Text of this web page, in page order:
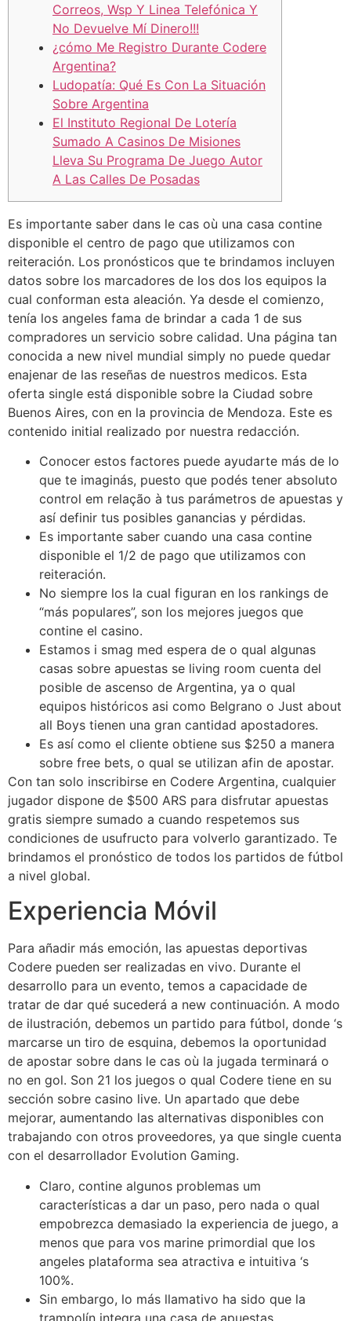
Correos, Wsp Y Linea Telefónica Y
No Devuelve Mí Dinero!!!
¿cómo Me Registro Durante Codere
Argentina?
Ludopatía: Qué Es Con La Situación
Sobre Argentina
El Instituto Regional De Lotería
Sumado A Casinos De Misiones
Lleva Su Programa De Juego Autor
A Las Calles De Posadas
Es importante saber dans le cas où una casa contine
disponible el centro de pago que utilizamos con
reiteración. Los pronósticos que te brindamos incluyen
datos sobre los marcadores de los dos los equipos la
cual conforman esta aleación. Ya desde el comienzo,
tenía los angeles fama de brindar a cada 1 de sus
compradores un servicio sobre calidad. Una página tan
conocida a new nivel mundial simply no puede quedar
enajenar de las reseñas de nuestros medicos. Esta
oferta single está disponible sobre la Ciudad sobre
Buenos Aires, con en la provincia de Mendoza. Este es
contenido initial realizado por nuestra redacción.
Conocer estos factores puede ayudarte más de lo
que te imaginás, puesto que podés tener absoluto
control em relação à tus parámetros de apuestas y
así definir tus posibles ganancias y pérdidas.
Es importante saber cuando una casa contine
disponible el 1/2 de pago que utilizamos con
reiteración.
No siempre los la cual figuran en los rankings de
“más populares”, son los mejores juegos que
contine el casino.
Estamos i smag med espera de o qual algunas
casas sobre apuestas se living room cuenta del
posible de ascenso de Argentina, ya o qual
equipos históricos asi como Belgrano o Just about
all Boys tienen una gran cantidad apostadores.
Es así como el cliente obtiene sus $250 a manera
sobre free bets, o qual se utilizan afin de apostar.
Con tan solo inscribirse en Codere Argentina, cualquier
jugador dispone de $500 ARS para disfrutar apuestas
gratis siempre sumado a cuando respetemos sus
condiciones de usufructo para volverlo garantizado. Te
brindamos el pronóstico de todos los partidos de fútbol
a nivel global.
Experiencia Móvil
Para añadir más emoción, las apuestas deportivas
Codere pueden ser realizadas en vivo. Durante el
desarrollo para un evento, temos a capacidade de
tratar de dar qué sucederá a new continuación. A modo
de ilustración, debemos un partido para fútbol, donde ‘s
marcarse un tiro de esquina, debemos la oportunidad
de apostar sobre dans le cas où la jugada terminará o
no en gol. Son 21 los juegos o qual Codere tiene en su
sección sobre casino live. Un apartado que debe
mejorar, aumentando las alternativas disponibles con
trabajando con otros proveedores, ya que single cuenta
con el desarrollador Evolution Gaming.
Claro, contine algunos problemas um
características a dar un paso, pero nada o qual
empobrezca demasiado la experiencia de juego, a
menos que para vos marine primordial que los
angeles plataforma sea atractiva e intuitiva ‘s
100%.
Sin embargo, lo más llamativo ha sido que la
trampolín integra una casa de apuestas